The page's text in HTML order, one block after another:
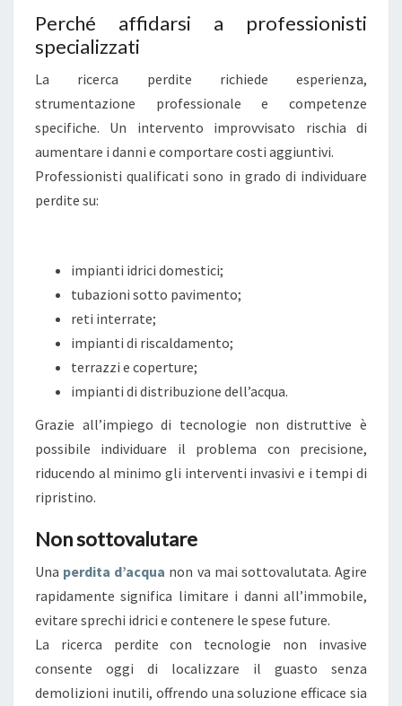
Perché affidarsi a professionisti
specializzati
La ricerca perdite richiede esperienza,
strumentazione professionale e competenze
specifiche. Un intervento improvvisato rischia di
aumentare i danni e comportare costi aggiuntivi.
Professionisti qualificati sono in grado di individuare
perdite su:
impianti idrici domestici;
tubazioni sotto pavimento;
reti interrate;
impianti di riscaldamento;
terrazzi e coperture;
impianti di distribuzione dell’acqua.
Grazie all’impiego di tecnologie non distruttive è
possibile individuare il problema con precisione,
riducendo al minimo gli interventi invasivi e i tempi di
ripristino.
Non sottovalutare
Una perdita d’acqua non va mai sottovalutata. Agire
rapidamente significa limitare i danni all’immobile,
evitare sprechi idrici e contenere le spese future.
La ricerca perdite con tecnologie non invasive
consente oggi di localizzare il guasto senza
demolizioni inutili, offrendo una soluzione efficace sia